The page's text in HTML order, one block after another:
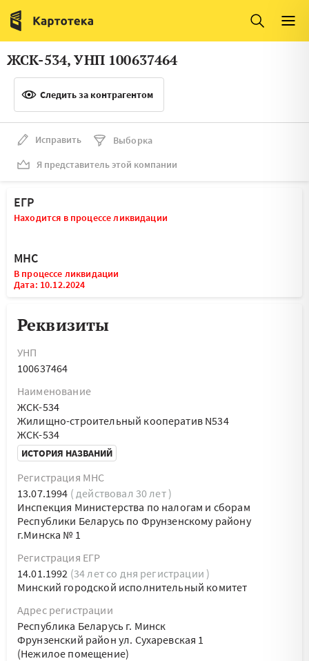
Италия
Люксембург
Литва
Нидерланды
ЖСК-534, УНП 100637464
Следить за контрагентом
Исправить
Выборка
Я представитель этой компании
ЕГР
Находится в процессе ликвидации
МНС
В процессе ликвидации
Дата: 10.12.2024
Реквизиты
УНП
100637464
Наименование
ЖСК-534
Жилищно-строительный кооператив N534
ЖСК-534
ИСТОРИЯ НАЗВАНИЙ
Регистрация МНС
13.07.1994 ( действовал 30 лет )
Инспекция Министерства по налогам и сборам
Республики Беларусь по Фрунзенскому району
г.Минска № 1
Регистрация ЕГР
14.01.1992 (34 лет со дня регистрации )
Минский городской исполнительный комитет
Адрес регистрации
Республика Беларусь г. Минск
Фрунзенский район ул. Сухаревская 1
(Нежилое помещение)